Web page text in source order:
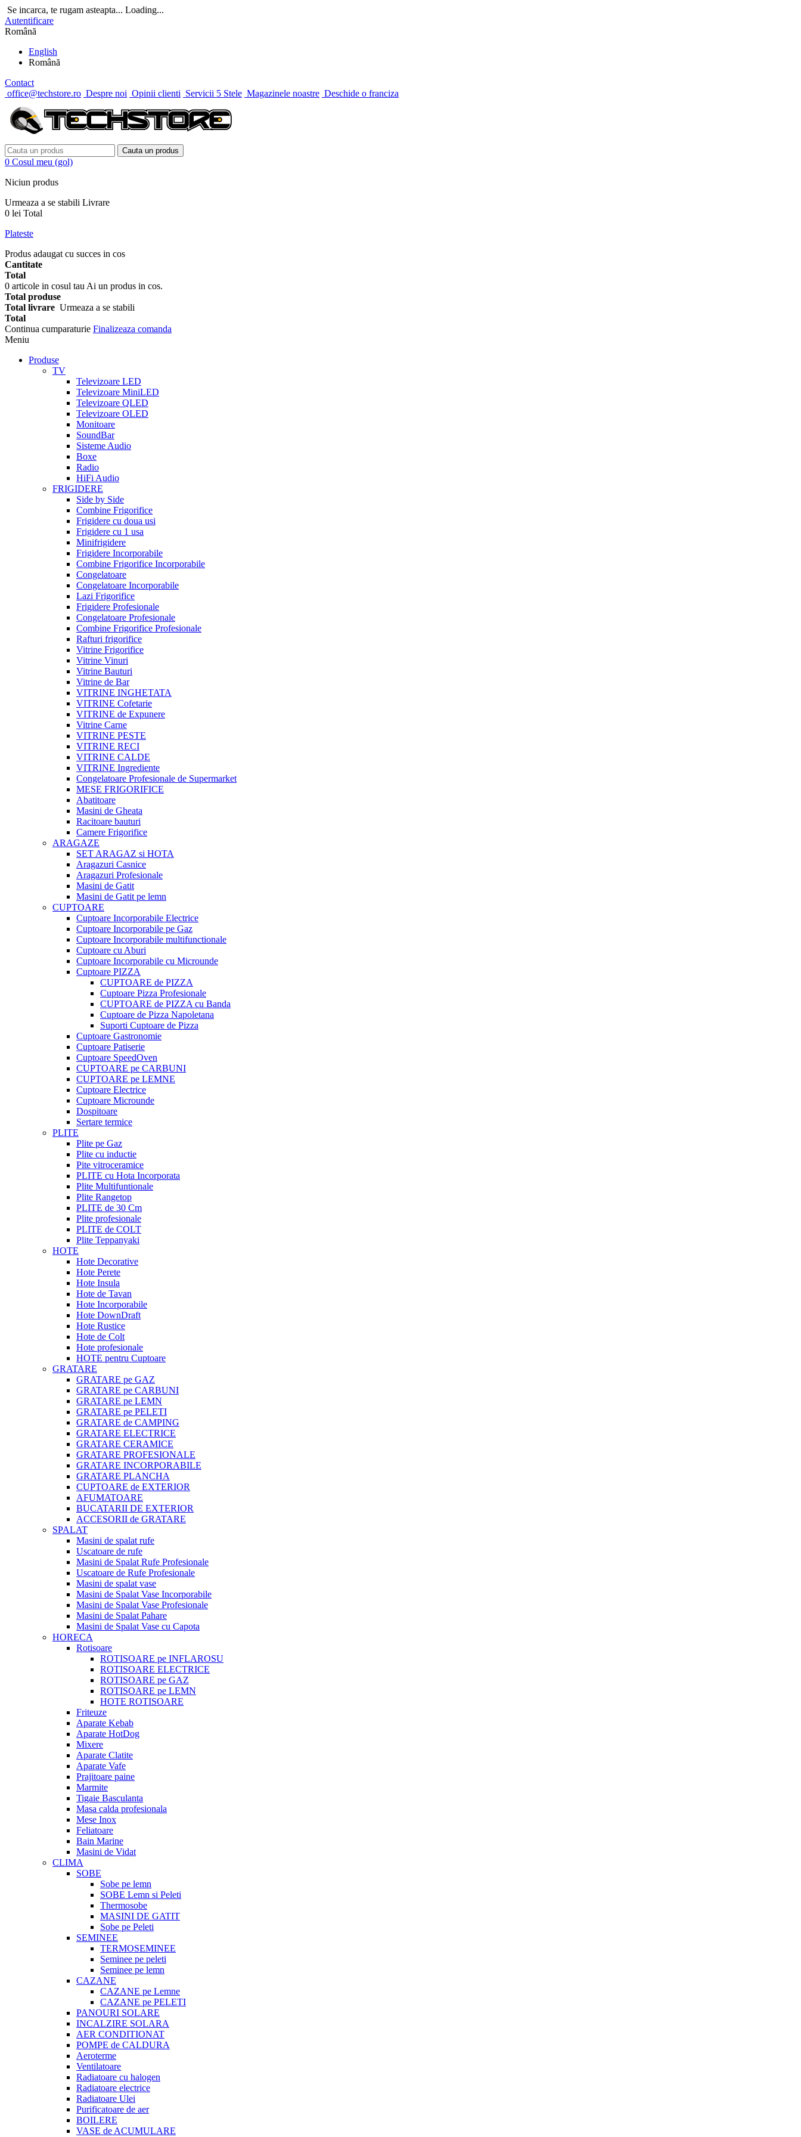
Se incarca, te rugam asteapta... Loading...
Autentificare
Română
English
Română
Contact
office@techstore.ro Despre noi Opinii clienti Servicii 5 Stele Magazinele noastre Deschide o franciza
Cauta un produs
0 Cosul meu (gol)
Niciun produs
Urmeaza a se stabili Livrare
0 lei Total
Plateste
Produs adaugat cu succes in cos
Cantitate
Total
0 articole in cosul tau Ai un produs in cos.
Total produse
Total livrare Urmeaza a se stabili
Total
Continua cumparaturie Finalizeaza comanda
Meniu
Produse
TV
Televizoare LED
Televizoare MiniLED
Televizoare QLED
Televizoare OLED
Monitoare
SoundBar
Sisteme Audio
Boxe
Radio
HiFi Audio
FRIGIDERE
Side by Side
Combine Frigorifice
Frigidere cu doua usi
Frigidere cu 1 usa
Minifrigidere
Frigidere Incorporabile
Combine Frigorifice Incorporabile
Congelatoare
Congelatoare Incorporabile
Lazi Frigorifice
Frigidere Profesionale
Congelatoare Profesionale
Combine Frigorifice Profesionale
Rafturi frigorifice
Vitrine Frigorifice
Vitrine Vinuri
Vitrine Bauturi
Vitrine de Bar
VITRINE INGHETATA
VITRINE Cofetarie
VITRINE de Expunere
Vitrine Carne
VITRINE PESTE
VITRINE RECI
VITRINE CALDE
VITRINE Ingrediente
Congelatoare Profesionale de Supermarket
MESE FRIGORIFICE
Abatitoare
Masini de Gheata
Racitoare bauturi
Camere Frigorifice
ARAGAZE
SET ARAGAZ si HOTA
Aragazuri Casnice
Aragazuri Profesionale
Masini de Gatit
Masini de Gatit pe lemn
CUPTOARE
Cuptoare Incorporabile Electrice
Cuptoare Incorporabile pe Gaz
Cuptoare Incorporabile multifunctionale
Cuptoare cu Aburi
Cuptoare Incorporabile cu Microunde
Cuptoare PIZZA
CUPTOARE de PIZZA
Cuptoare Pizza Profesionale
CUPTOARE de PIZZA cu Banda
Cuptoare de Pizza Napoletana
Suporti Cuptoare de Pizza
Cuptoare Gastronomie
Cuptoare Patiserie
Cuptoare SpeedOven
CUPTOARE pe CARBUNI
CUPTOARE pe LEMNE
Cuptoare Electrice
Cuptoare Microunde
Dospitoare
Sertare termice
PLITE
Plite pe Gaz
Plite cu inductie
Pite vitroceramice
PLITE cu Hota Incorporata
Plite Multifuntionale
Plite Rangetop
PLITE de 30 Cm
Plite profesionale
PLITE de COLT
Plite Teppanyaki
HOTE
Hote Decorative
Hote Perete
Hote Insula
Hote de Tavan
Hote Incorporabile
Hote DownDraft
Hote Rustice
Hote de Colt
Hote profesionale
HOTE pentru Cuptoare
GRATARE
GRATARE pe GAZ
GRATARE pe CARBUNI
GRATARE pe LEMN
GRATARE pe PELETI
GRATARE de CAMPING
GRATARE ELECTRICE
GRATARE CERAMICE
GRATARE PROFESIONALE
GRATARE INCORPORABILE
GRATARE PLANCHA
CUPTOARE de EXTERIOR
AFUMATOARE
BUCATARII DE EXTERIOR
ACCESORII de GRATARE
SPALAT
Masini de spalat rufe
Uscatoare de rufe
Masini de Spalat Rufe Profesionale
Uscatoare de Rufe Profesionale
Masini de spalat vase
Masini de Spalat Vase Incorporabile
Masini de Spalat Vase Profesionale
Masini de Spalat Pahare
Masini de Spalat Vase cu Capota
HORECA
Rotisoare
ROTISOARE pe INFLAROSU
ROTISOARE ELECTRICE
ROTISOARE pe GAZ
ROTISOARE pe LEMN
HOTE ROTISOARE
Friteuze
Aparate Kebab
Aparate HotDog
Mixere
Aparate Clatite
Aparate Vafe
Prajitoare paine
Marmite
Tigaie Basculanta
Masa calda profesionala
Mese Inox
Feliatoare
Bain Marine
Masini de Vidat
CLIMA
SOBE
Sobe pe lemn
SOBE Lemn si Peleti
Thermosobe
MASINI DE GATIT
Sobe pe Peleti
SEMINEE
TERMOSEMINEE
Seminee pe peleti
Seminee pe lemn
CAZANE
CAZANE pe Lemne
CAZANE pe PELETI
PANOURI SOLARE
INCALZIRE SOLARA
AER CONDITIONAT
POMPE de CALDURA
Aeroterme
Ventilatoare
Radiatoare cu halogen
Radiatoare electrice
Radiatoare Ulei
Purificatoare de aer
BOILERE
VASE de ACUMULARE